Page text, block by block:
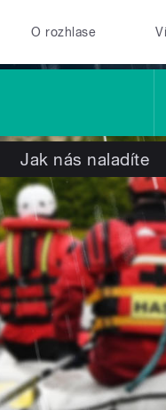
O rozhlase
Jak nás naladíte